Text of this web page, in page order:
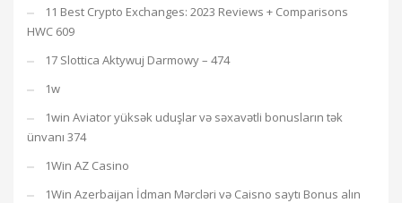
11 Best Crypto Exchanges: 2023 Reviews + Comparisons
HWC 609
17 Slottica Aktywuj Darmowy – 474
1w
1win Aviator yüksək uduşlar və səxavətli bonusların tək
ünvanı 374
1Win AZ Casino
1Win Azerbaijan İdman Mərcləri və Caisno saytı Bonus alın